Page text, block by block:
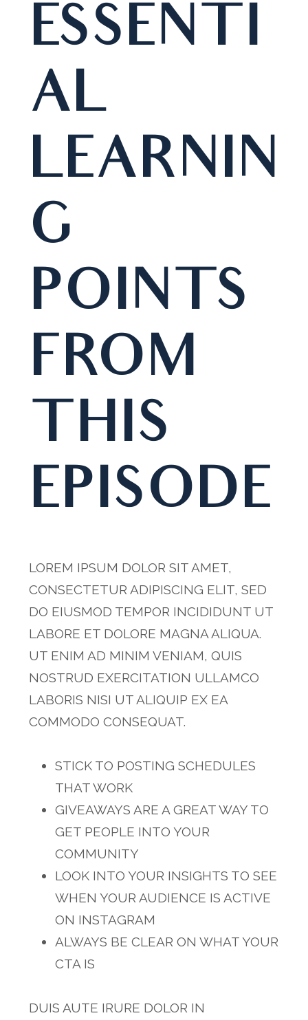
ESSENTI
AL
LEARNIN
G
POINTS
FROM
THIS
EPISODE
LOREM IPSUM DOLOR SIT AMET,
CONSECTETUR ADIPISCING ELIT, SED
DO EIUSMOD TEMPOR INCIDIDUNT UT
LABORE ET DOLORE MAGNA ALIQUA.
UT ENIM AD MINIM VENIAM, QUIS
NOSTRUD EXERCITATION ULLAMCO
LABORIS NISI UT ALIQUIP EX EA
COMMODO CONSEQUAT.
STICK TO POSTING SCHEDULES
THAT WORK
GIVEAWAYS ARE A GREAT WAY TO
GET PEOPLE INTO YOUR
COMMUNITY
LOOK INTO YOUR INSIGHTS TO SEE
WHEN YOUR AUDIENCE IS ACTIVE
ON INSTAGRAM
ALWAYS BE CLEAR ON WHAT YOUR
CTA IS
DUIS AUTE IRURE DOLOR IN